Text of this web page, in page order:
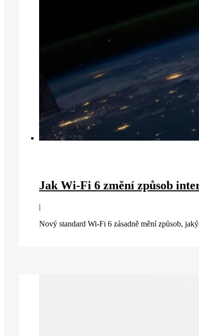
Jak Wi-Fi 6 změní způsob
|
Nový standard Wi-Fi 6 zásadně mění způsob,